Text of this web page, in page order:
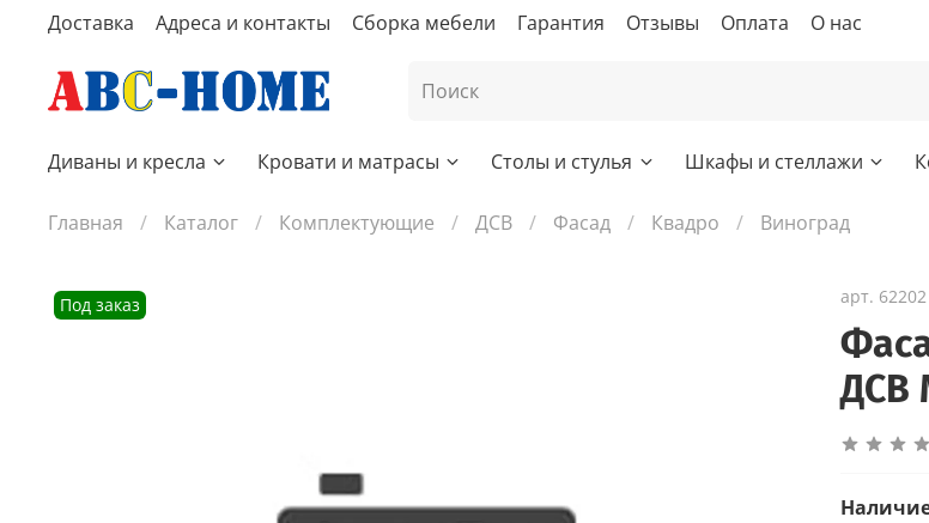
Доставка Адреса и контакты Сборка мебели Гарантия Отзывы Оплата О нас
Диваны и кресла Кровати и матрасы Столы и стулья Шкафы и стеллажи
Главная Каталог Комплектующие ДСВ Фасад Квадро Виноград
Под заказ арт. 62202
ДСВ